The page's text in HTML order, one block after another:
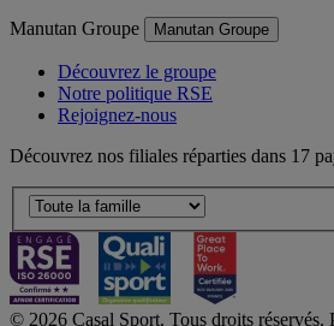
Manutan Groupe Manutan Groupe
Découvrez le groupe
Notre politique RSE
Rejoignez-nous
Découvrez nos filiales réparties dans 17
© 2026 Casal Sport. Tous droits réservés.